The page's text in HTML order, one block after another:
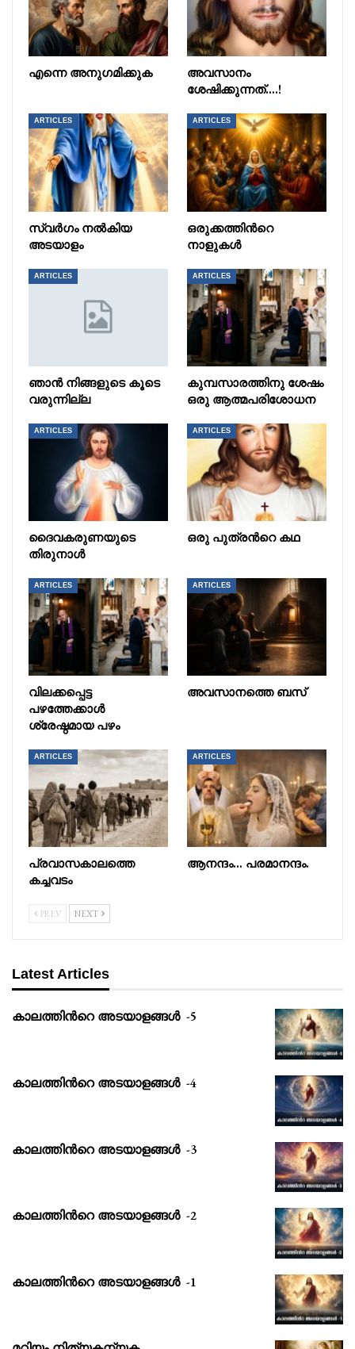
എന്നെ അനുഗമിക്കുക
അവസാനം
ശേഷിക്കുന്നത്….!
ARTICLES
സ്വർഗം നൽകിയ
അടയാളം
ARTICLES
ഒരുക്കത്തിൻറെ
നാളുകൾ
ARTICLES
ഞാൻ നിങ്ങളുടെ കൂടെ
വരുന്നില്ല
ARTICLES
കുമ്പസാരത്തിനു ശേഷം
ഒരു ആത്മപരിശോധന
ARTICLES
ദൈവകരുണയുടെ
തിരുനാൾ
ARTICLES
ഒരു പുത്രൻറെ കഥ
ARTICLES
വിലക്കപ്പെട്ട
പഴത്തേക്കാൾ
ശ്രേഷ്ഠമായ പഴം
ARTICLES
അവസാനത്തെ ബസ്
ARTICLES
പ്രവാസകാലത്തെ
കച്ചവടം
ARTICLES
ആനന്ദം… പരമാനന്ദം.
PREV NEXT
Latest Articles
കാലത്തിൻറെ അടയാളങ്ങൾ -5
കാലത്തിൻറെ അടയാളങ്ങൾ -4
കാലത്തിൻറെ അടയാളങ്ങൾ -3
കാലത്തിൻറെ അടയാളങ്ങൾ -2
കാലത്തിൻറെ അടയാളങ്ങൾ -1